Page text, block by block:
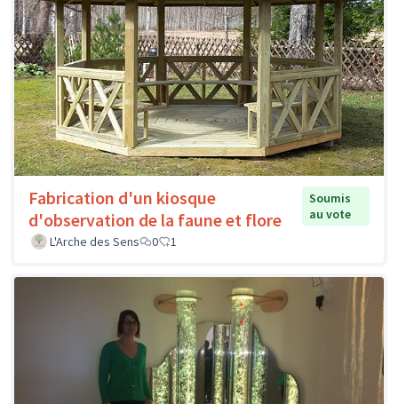
Fabrication d'un kiosque
d'observation de la faune et flore
Soumis
au vote
L'Arche des Sens
0 1